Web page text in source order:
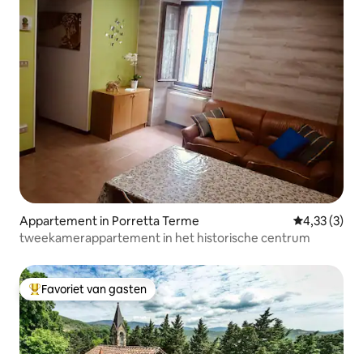
Appartement in Porretta Terme
4,33 (3)
tweekamerappartement in het historische centrum
Topfavoriet van gasten
Favoriet van gasten